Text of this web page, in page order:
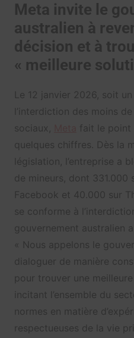
Meta invite le
australien à
décision et à
« meilleure
Le 12 janvier 2026, soit
l’interdiction des moins
sociaux,
fait le point
quelques chiffres. Dès la
législation, l’entreprise a
de mineurs, dont 331.000
Facebook et 40.000 sur
se conforme à
gouvernement australien
« Nous appelons le
dialoguer de manière
pour trouver une
incitant l’ensemble du
normes en matière
respectueuses de la vie